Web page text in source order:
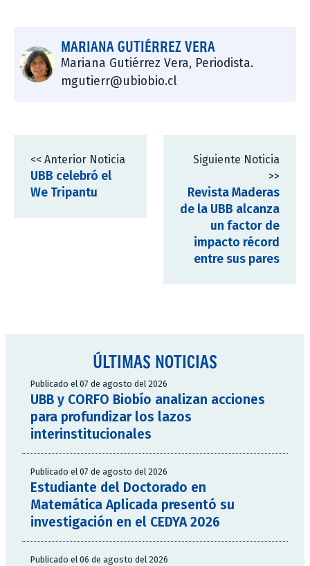
MARIANA GUTIÉRREZ VERA
Mariana Gutiérrez Vera, Periodista.
mgutierr@ubiobio.cl
<< Anterior Noticia
UBB celebró el
We Tripantu
Siguiente Noticia
>>
Revista Maderas
de la UBB alcanza
un factor de
impacto récord
entre sus pares
ÚLTIMAS NOTICIAS
Publicado el 07 de agosto del 2026
UBB y CORFO Biobío analizan acciones
para profundizar los lazos
interinstitucionales
Publicado el 07 de agosto del 2026
Estudiante del Doctorado en
Matemática Aplicada presentó su
investigación en el CEDYA 2026
Publicado el 06 de agosto del 2026